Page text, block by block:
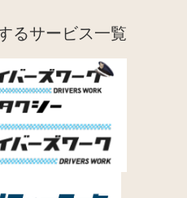
るサービス一覧